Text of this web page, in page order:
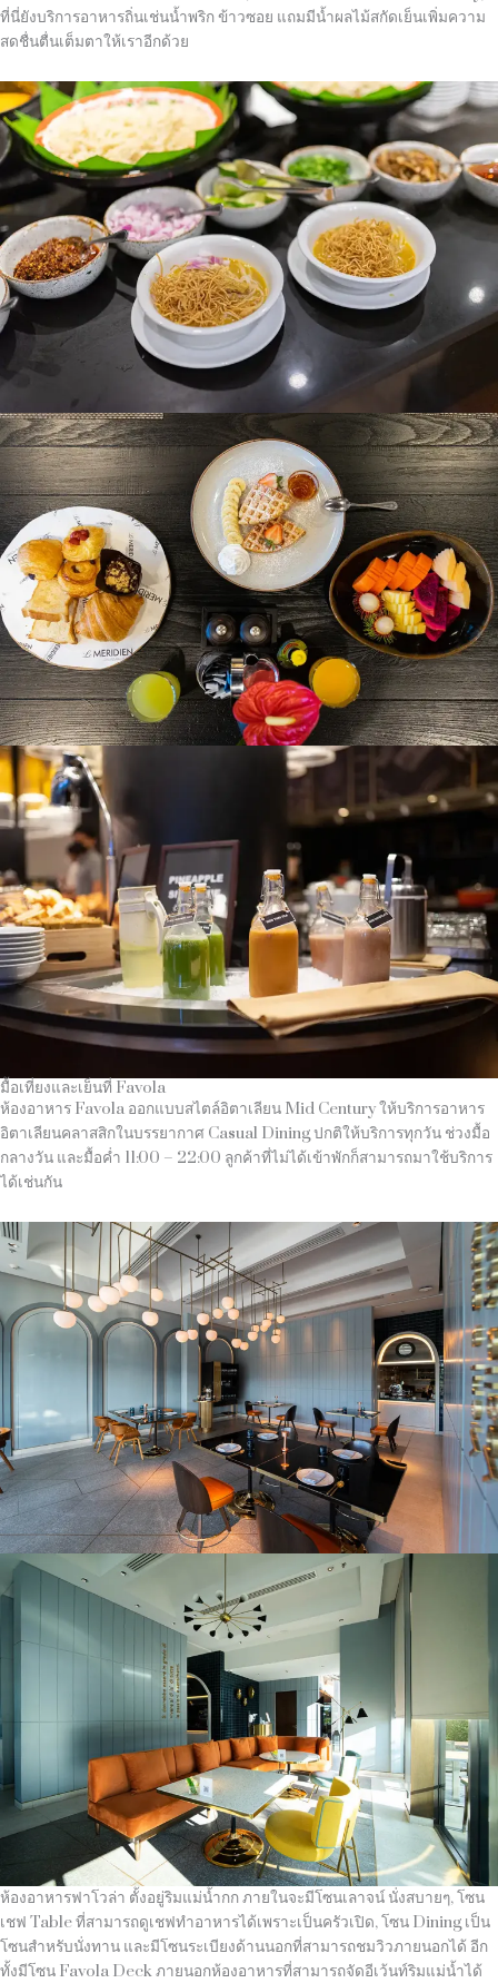
ที่นี่ยังบริการอาหารถิ่นเช่นน้ำพริก ข้าวซอย แถมมีน้ำผลไม้สกัดเย็นเพิ่มความ
สดชื่นตื่นเต็มตาให้เราอีกด้วย
มื้อเที่ยงและเย็นที่ Favola
ห้องอาหาร Favola ออกแบบสไตล์อิตาเลียน Mid Century ให้บริการอาหาร
อิตาเลียนคลาสสิกในบรรยากาศ Casual Dining ปกติให้บริการทุกวัน ช่วงมื้อ
กลางวัน และมื้อค่ำ 11:00 – 22:00 ลูกค้าที่ไม่ได้เข้าพักก็สามารถมาใช้บริการ
ได้เช่นกัน
ห้องอาหารฟาโวล่า ตั้งอยู่ริมแม่น้ำกก ภายในจะมีโซนเลาจน์ นั่งสบายๆ, โซน
เชฟ Table ที่สามารถดูเชฟทำอาหารได้เพราะเป็นครัวเปิด, โซน Dining เป็น
โซนสำหรับนั่งทาน และมีโซนระเบียงด้านนอกที่สามารถชมวิวภายนอกได้ อีก
ทั้งมีโซน Favola Deck ภายนอกห้องอาหารที่สามารถจัดอีเว้นท์ริมแม่น้ำได้